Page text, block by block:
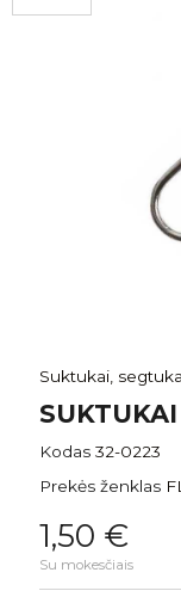
Suktukai,
Kodas 32-0223
Prekės ženklas
1,50 €
Su mokesčiais